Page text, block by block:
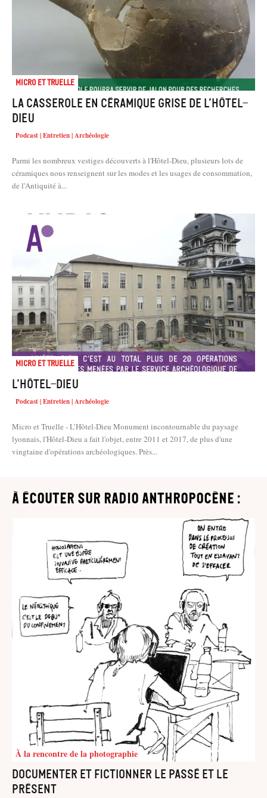
Micro et truelle
La casserole en céramique grise de l’Hôtel-
Dieu
Podcast | Entretien | Archéologie
Parmi les nombreux vestiges découverts à l'Hôtel-Dieu, plusieurs lots de
céramiques nous renseignent sur les modes et les usages de consommation,
de l'Antiquité à...
Micro et truelle
L’Hôtel-Dieu
Podcast | Entretien | Archéologie
Micro et Truelle - L’Hôtel-Dieu Monument incontournable du paysage
lyonnais, l'Hôtel-Dieu a fait l'objet, entre 2011 et 2017, de plus d'une
vingtaine d'opérations archéologiques. Près...
à écouter sur Radio Anthropocène :
À la rencontre de la photographie
Documenter et fictionner le passé et le
présent